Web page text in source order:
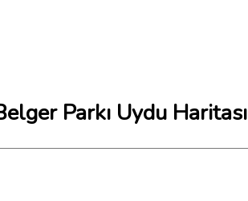
Parkı Uydu Haritası